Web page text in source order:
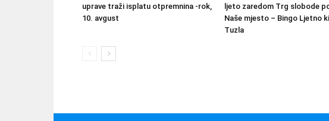
uprave traži isplatu otpremnina -rok,
10. avgust
ljeto zaredom Trg slobode
Naše mjesto – Bingo Ljetno
Tuzla